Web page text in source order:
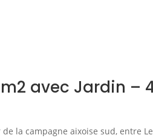
avec Jardin –
de la campagne aixoise sud, entre